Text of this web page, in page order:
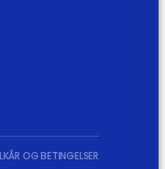
OG BETINGELSER